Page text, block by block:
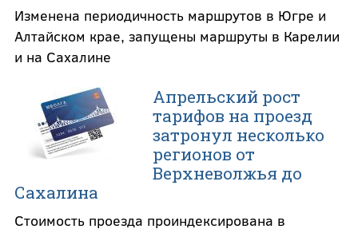
Изменена периодичность маршрутов в Югре и
Алтайском крае, запущены маршруты в Карелии
и на Сахалине
Апрельский рост
тарифов на проезд
затронул несколько
регионов от
Верхневолжья до
Сахалина
Стоимость проезда проиндексирована в